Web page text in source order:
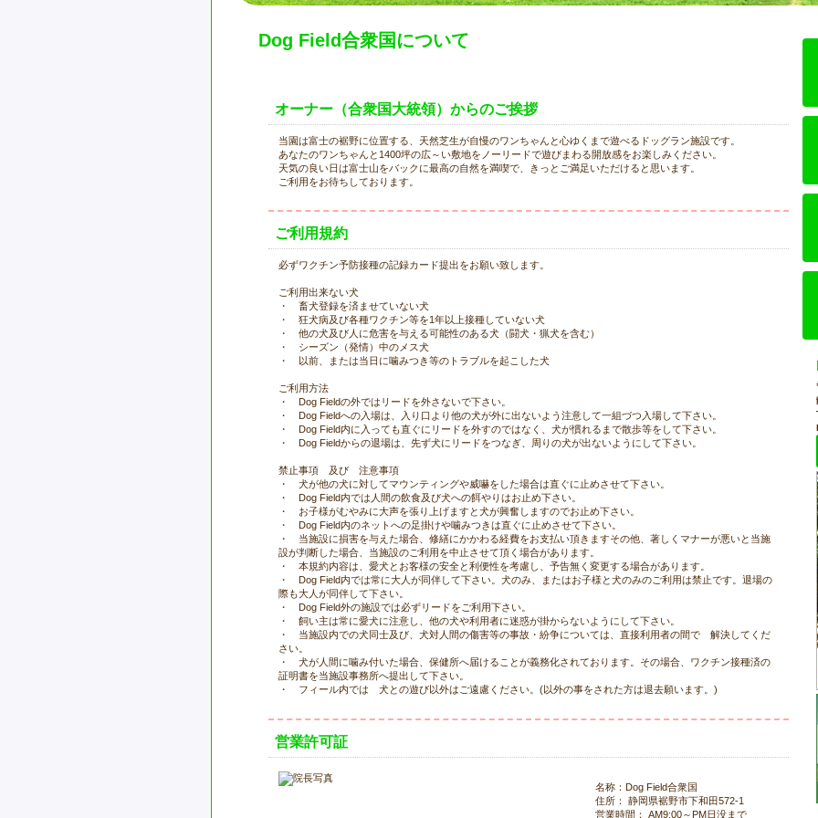
Dog Field合衆国について
オーナー（合衆国大統領）からのご挨拶
当園は富士の裾野に位置する、天然芝生が自慢のワンちゃんと心ゆくまで遊べるドッグラン施設です。
あなたのワンちゃんと1400坪の広～い敷地をノーリードで遊びまわる開放感をお楽しみください。
天気の良い日は富士山をバックに最高の自然を満喫で、きっとご満足いただけると思います。
ご利用をお待ちしております。
ご利用規約
必ずワクチン予防接種の記録カード提出をお願い致します。
ご利用出来ない犬
・ 畜犬登録を済ませていない犬
・ 狂犬病及び各種ワクチン等を1年以上接種していない犬
・ 他の犬及び人に危害を与える可能性のある犬（闘犬・猟犬を含む）
・ シーズン（発情）中のメス犬
・ 以前、または当日に噛みつき等のトラブルを起こした犬
ご利用方法
・ Dog Fieldの外ではリードを外さないで下さい。
・ Dog Fieldへの入場は、入り口より他の犬が外に出ないよう注意して一組づつ入場して下さい。
・ Dog Field内に入っても直ぐにリードを外すのではなく、犬が慣れるまで散歩等をして下さい。
・ Dog Fieldからの退場は、先ず犬にリードをつなぎ、周りの犬が出ないようにして下さい。
禁止事項 及び 注意事項
・ 犬が他の犬に対してマウンティングや威嚇をした場合は直ぐに止めさせて下さい。
・ Dog Field内では人間の飲食及び犬への餌やりはお止め下さい。
・ お子様がむやみに大声を張り上げますと犬が興奮しますのでお止め下さい。
・ Dog Field内のネットへの足掛けや噛みつきは直ぐに止めさせて下さい。
・ 当施設に損害を与えた場合、修繕にかかわる経費をお支払い頂きますその他、著しくマナーが悪いと当施
設が判断した場合、当施設のご利用を中止させて頂く場合があります。
・ 本規約内容は、愛犬とお客様の安全と利便性を考慮し、予告無く変更する場合があります。
・ Dog Field内では常に大人が同伴して下さい。犬のみ、またはお子様と犬のみのご利用は禁止です。退場の
際も大人が同伴して下さい。
・ Dog Field外の施設では必ずリードをご利用下さい。
・ 飼い主は常に愛犬に注意し、他の犬や利用者に迷惑が掛からないようにして下さい。
・ 当施設内での犬同士及び、犬対人間の傷害等の事故・紛争については、直接利用者の間で 解決してくだ
さい。
・ 犬が人間に噛み付いた場合、保健所へ届けることが義務化されております。その場合、ワクチン接種済の
証明書を当施設事務所へ提出して下さい。
・ フィール内では 犬との遊び以外はご遠慮ください。(以外の事をされた方は退去願います。)
営業許可証
名称：Dog Field合衆国
住所： 静岡県裾野市下和田572-1
営業時間： AM9:00～PM日没まで